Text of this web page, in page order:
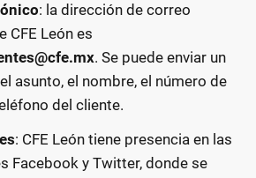
: la dirección de correo
CFE León es
. Se puede enviar un
asunto, el nombre, el número de
del cliente.
: CFE León tiene presencia en las
Facebook y Twitter, donde se